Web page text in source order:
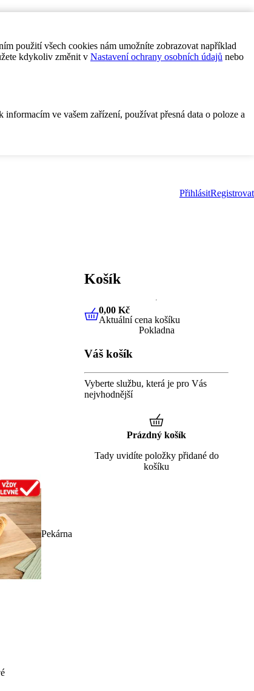
použití všech cookies nám umožníte zobrazovat například
kdykoliv změnit v Nastavení ochrany osobních údajů nebo
ve vašem zařízení, používat přesná data o poloze a
PřihlásitRegistrovat
Pekárna
Košík
0,00 KčAktuální cena košíku
0,00 Kč
Aktuální cena košíku
Pokladna
Váš košík
Vyberte službu, která je pro Vás
nejvhodnější
Prázdný košík
Tady uvidíte položky přidané do
košíku